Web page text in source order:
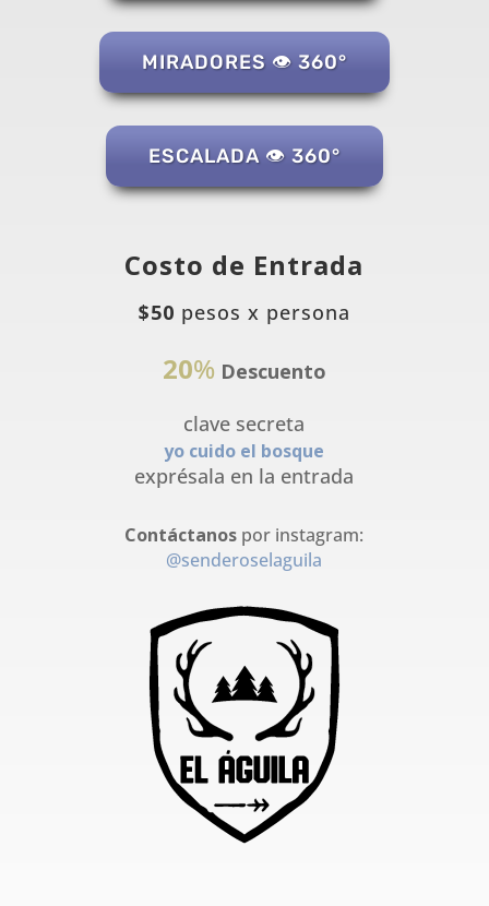
MIRADORES 👁️ 360°
ESCALADA 👁️ 360°
Costo de Entrada
$50 pesos x persona
20% Descuento
clave secreta
yo cuido el bosque
exprésala en la entrada
Contáctanos por instagram:
@senderoselaguila